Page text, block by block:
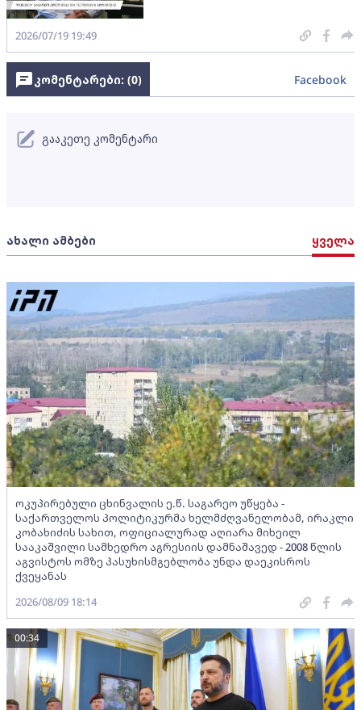
2026/07/19 19:49
ახალი ამბები ყველა
ოკუპირებული ცხინვალის ე.წ. საგარეო უწყება -
საქართველოს პოლიტიკურმა ხელმძღვანელობამ, ირაკლი
კობახიძის სახით, ოფიციალურად აღიარა მიხეილ
სააკაშვილი სამხედრო აგრესიის დამნაშავედ - 2008 წლის
აგვისტოს ომზე პასუხისმგებლობა უნდა დაეკისროს
ქვეყანას
2026/08/09 18:14
00:34
კომენტარები: (0) Facebook
გააკეთე კომენტარი